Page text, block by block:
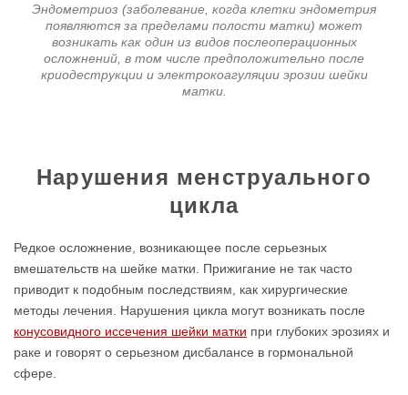
Эндометриоз (заболевание, когда клетки эндометрия
появляются за пределами полости матки) может
возникать как один из видов послеоперационных
осложнений, в том числе предположительно после
криодеструкции и электрокоагуляции эрозии шейки
матки.
Нарушения менструального
цикла
Редкое осложнение, возникающее после серьезных
вмешательств на шейке матки. Прижигание не так часто
приводит к подобным последствиям, как хирургические
методы лечения. Нарушения цикла могут возникать после
конусовидного иссечения шейки матки при глубоких эрозиях и
раке и говорят о серьезном дисбалансе в гормональной
сфере.